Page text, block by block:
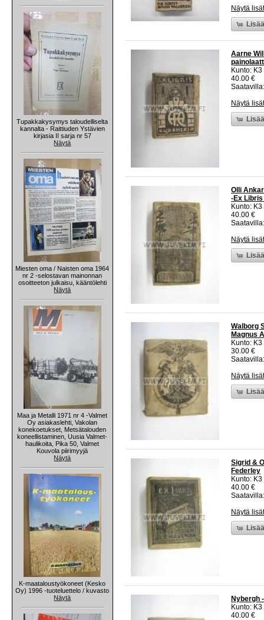
Tupakkakysymys taloudelliselta
kannalta - Raittiuden Ystävien
kirjasia II sarja nr 57
Näytä
Miesten oma / Naisten oma 1964
nr 2 -selostavan mainonnan
osoitteeton julkaisu, kääntölehti
Näytä
Maa ja Metalli 1971 nr 4 -Valmet
Oy asiakaslehti, Vakolan
konekoetukset, Metsätalouden
koneellistaminen, Uusia Valmet-
haulikoita, Pika 50, Valmet
Kouvola piirimyyjä
Näytä
K-maataloustyökoneet (Kesko
Oy) 1996 -tuoteluettelo / kuvasto
Näytä
Näytä
Aarne
Kunto:
40.00 €
Näytä
Olli
-Ex
Kunto:
40.00 €
Näytä
Walborg
Magnus
Kunto:
30.00 €
Näytä
Sigrid &
Federley
Kunto:
40.00 €
Näytä
Nybergh
Kunto:
40.00 €